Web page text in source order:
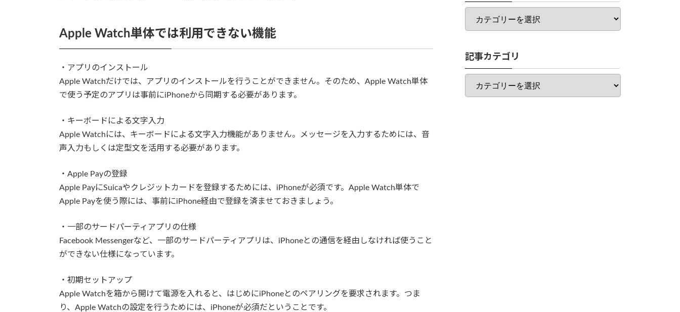
Apple Watch単体では利用できない機能
・アプリのインストール
Apple Watchだけでは、アプリのインストールを行うことができません。そのため、Apple Watch単体
で使う予定のアプリは事前にiPhoneから同期する必要があります。
・キーボードによる文字入力
Apple Watchには、キーボードによる文字入力機能がありません。メッセージを入力するためには、音
声入力もしくは定型文を活用する必要があります。
・Apple Payの登録
Apple PayにSuicaやクレジットカードを登録するためには、iPhoneが必須です。Apple Watch単体で
Apple Payを使う際には、事前にiPhone経由で登録を済ませておきましょう。
・一部のサードパーティアプリの仕様
Facebook Messengerなど、一部のサードパーティアプリは、iPhoneとの通信を経由しなければ使うこと
ができない仕様になっています。
・初期セットアップ
Apple Watchを箱から開けて電源を入れると、はじめにiPhoneとのペアリングを要求されます。つま
り、Apple Watchの設定を行うためには、iPhoneが必須だということです。
カ
ゴ
一
覧
記事カテゴリ
記
カ